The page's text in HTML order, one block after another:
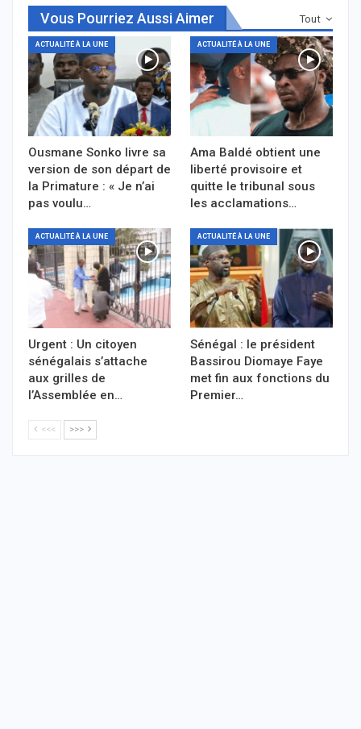
Tout
Vous Pourriez Aussi Aimer
ACTUALITÉ À LA UNE
Ousmane Sonko livre sa
version de son départ de
la Primature : « Je n’ai
pas voulu…
ACTUALITÉ À LA UNE
Ama Baldé obtient une
liberté provisoire et
quitte le tribunal sous
les acclamations…
ACTUALITÉ À LA UNE
Urgent : Un citoyen
sénégalais s’attache
aux grilles de
l’Assemblée en…
ACTUALITÉ À LA UNE
Sénégal : le président
Bassirou Diomaye Faye
met fin aux fonctions du
Premier…
<<< >>>